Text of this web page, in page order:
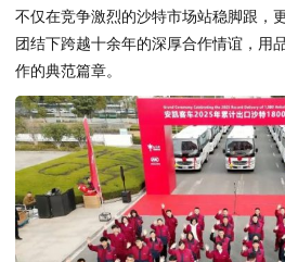
不仅在竞争激烈的沙特市场站稳脚跟，
团结下跨越十余年的深厚合作情谊，用
作的典范篇章。